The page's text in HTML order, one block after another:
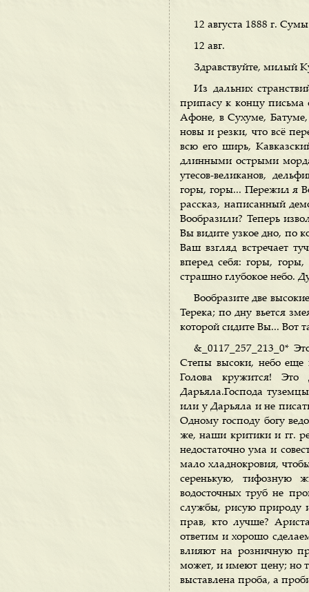
12 августа 1888 г.
12 авг.
Здравствуйте, милый
Из дальних
припасу к концу письма
Афоне, в Сухуме, Батуме,
новы и резки, что всё
всю его ширь,
длинными острыми
утесов-великанов,
горы, горы... Пережил я
рассказ, написанный
Вообразили? Теперь
Вы видите узкое дно, по
Ваш взгляд встречает
вперед себя: горы,
страшно глубокое небо.
Вообразите две
Терека; по дну вьется
которой сидите Вы... Вот
&_0117_257_213_0*
Степы высоки, небо еще
Голова кружится! Это
Дарьяла.Господа
или у Дарьяла и не
Одному господу богу
же, наши критики и гг.
недостаточно ума и
мало хладнокровия,
серенькую, тифозную
водосточных труб не
службы, рисую природу и
прав, кто лучше?
ответим и хорошо
влияют на розничную
может, и имеют цену; но
выставлена проба, а